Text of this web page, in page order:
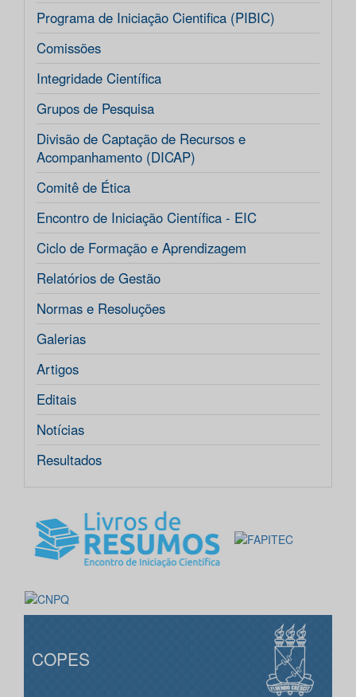
Programa de Iniciação Cientifica (PIBIC)
Comissões
Integridade Científica
Grupos de Pesquisa
Divisão de Captação de Recursos e
Acompanhamento (DICAP)
Comitê de Ética
Encontro de Iniciação Científica - EIC
Ciclo de Formação e Aprendizagem
Relatórios de Gestão
Normas e Resoluções
Galerias
Artigos
Editais
Notícias
Resultados
COPES